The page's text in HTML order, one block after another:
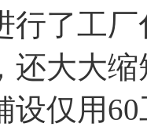
行了工
还大大
设仅用